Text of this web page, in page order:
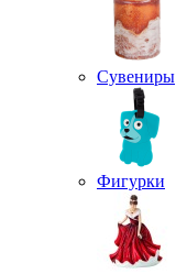
Сувениры
Фигурки